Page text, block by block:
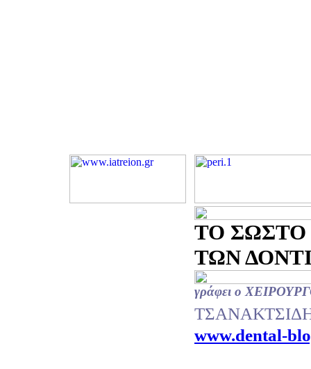
ΤΟ ΣΩΣΤΟ
ΤΩΝ
γράφει ο
www.dental-